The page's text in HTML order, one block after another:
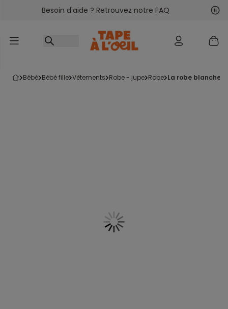
Accéder au contenu
Besoin d'aide ? Retrouvez notre FAQ
bébé bébé fille vêtements robe - jupe robe la robe blanche